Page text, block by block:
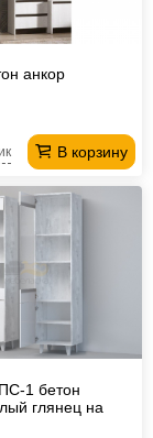
анкор
В корзину
1 бетон
глянец на